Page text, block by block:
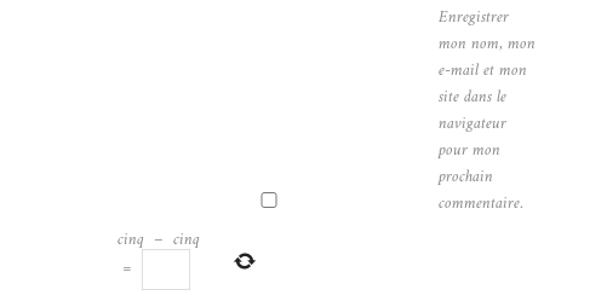
Enregistrer
mon nom, mon
e-mail et mon
site dans le
navigateur
pour mon
prochain
commentaire.
cinq − cinq
=